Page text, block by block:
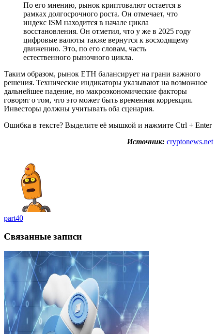
По его мнению, рынок криптовалют остается в
рамках долгосрочного роста. Он отмечает, что
индекс ISM находится в начале цикла
восстановления. Он отметил, что у же в 2025 году
цифровые валюты также вернутся к восходящему
движению. Это, по его словам, часть
естественного рыночного цикла.
Таким образом, рынок ETH балансирует на грани важного
решения. Технические индикаторы указывают на возможное
дальнейшее падение, но макроэкономические факторы
говорят о том, что это может быть временная коррекция.
Инвесторы должны учитывать оба сценария.
Ошибка в тексте? Выделите её мышкой и нажмите Ctrl + Enter
Источник: cryptonews.net
part40
Связанные записи